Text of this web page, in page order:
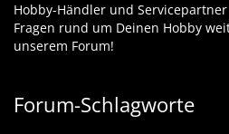
Hobby-Händler und
Fragen rund um Deinen Hobby
unserem Forum!
Forum-Schlagworte